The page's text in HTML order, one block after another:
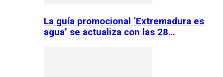
La guía promocional ‘Extremadura es
agua’ se actualiza con las 28…